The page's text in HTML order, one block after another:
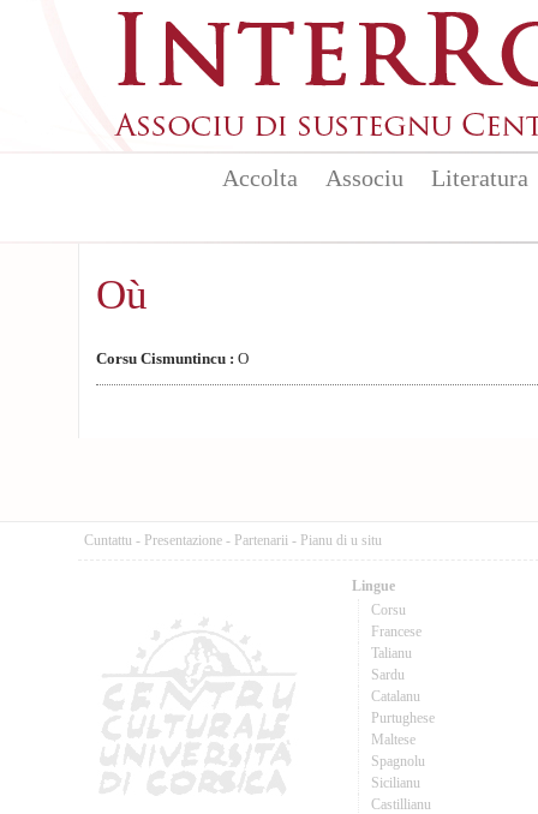
Accolta Associu Literatura
Où
Corsu Cismuntincu : O
Cuntattu - Presentazione - Partenarii - Pianu di u situ
Lingue
Corsu
Francese
Talianu
Sardu
Catalanu
Purtughese
Maltese
Spagnolu
Sicilianu
Castillianu